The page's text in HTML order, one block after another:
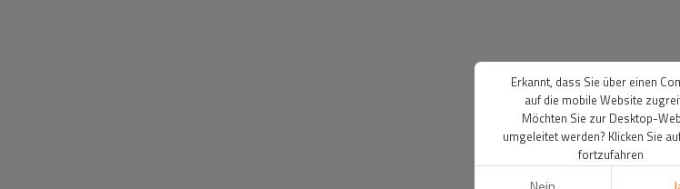
Erkannt, dass Sie über einen
auf die mobile Website
Möchten Sie zur Desktop-
umgeleitet werden? Klicken Sie
fortzufahren